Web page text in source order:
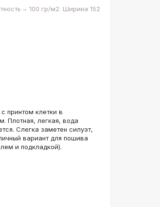
~ 100 гр/м2. Ширина 152
принтом клетки в
Плотная, легкая, вода
Слегка заметен силуэт,
вариант для пошива
и подкладкой).